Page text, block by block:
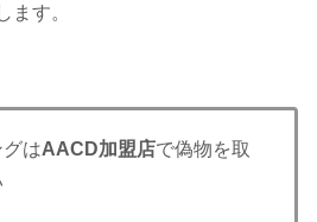
ます。
はAACD加盟店で偽物を取